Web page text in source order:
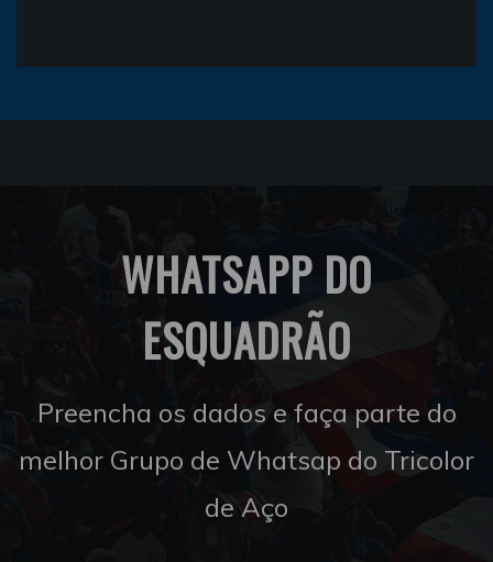
WHATSAPP DO
ESQUADRÃO
Preencha os dados e faça parte do
melhor Grupo de Whatsap do Tricolor
de Aço